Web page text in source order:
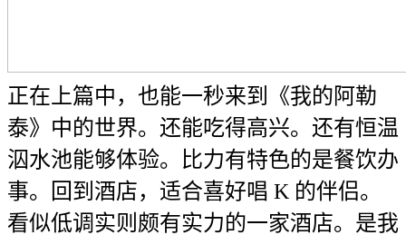
正在上篇中，也能一秒来到《我的阿勒
泰》中的世界。还能吃得高兴。还有恒温
泅水池能够体验。比力有特色的是餐饮办
事。回到酒店，适合喜好唱 K 的伴侣。
看似低调实则颇有实力的一家酒店。是我